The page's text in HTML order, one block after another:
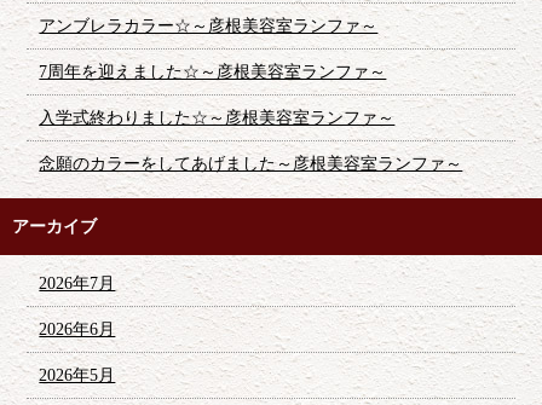
アンブレラカラー☆～彦根美容室ランファ～
7周年を迎えました☆～彦根美容室ランファ～
入学式終わりました☆～彦根美容室ランファ～
念願のカラーをしてあげました～彦根美容室ランファ～
アーカイブ
2026年7月
2026年6月
2026年5月